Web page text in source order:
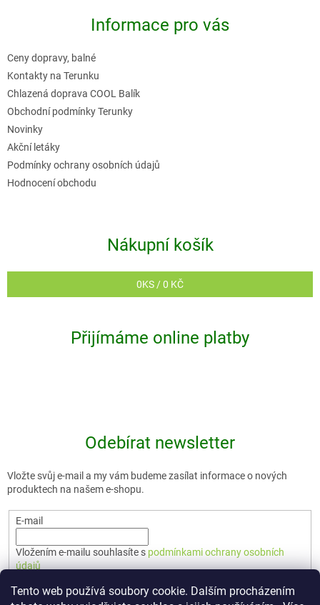
Tento web používá soubory cookie. Dalším procházením
Informace pro vás
Ceny dopravy, balné
Kontakty na Terunku
Chlazená doprava COOL Balík
Obchodní podmínky Terunky
Novinky
Akční letáky
Podmínky ochrany osobních údajů
Hodnocení obchodu
Nákupní košík
0KS /0 KČ
Přijímáme online platby
Odebírat newsletter
Vložte svůj e-mail a my vám budeme zasílat informace o nových
produktech na našem e-shopu.
E-mail
Vložením e-mailu souhlasíte s podmínkami ochrany osobních
údajů
PŘIHLÁSIT SE